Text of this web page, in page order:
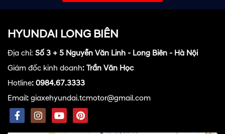
HYUNDAI LONG BIÊN
Địa chỉ: Số 3 + 5 Nguyễn Văn Linh - Long Biên - Hà Nội
Giám đốc kinh doanh: Trần Văn Học
Hotline: 0984.67.3333
Email: giaxehyundai.tcmotor@gmail.com